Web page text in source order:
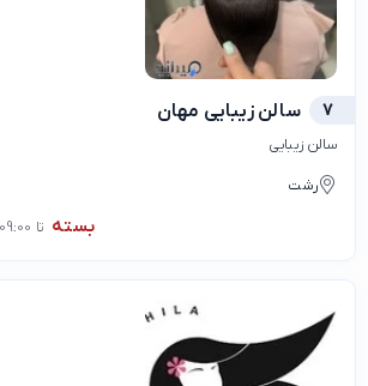
7 سالن زیبایی مهان
سالن زیبایی
رشت
بسته تا 09:00